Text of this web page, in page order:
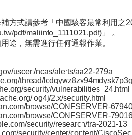
方式請參考「中國駭客最常利用之
pdf/maliinfo_1111021.pdf)」 。
途，無需進行任何通報作業。
uscert/ncas/alerts/aa22-279a
thread/
security/vulnerabilities_24.html
log4j/2.x/security.html
browse/CONFSERVER-67940
browse/CONFSERVER-79016
security/research/tra-2021-13
security/center/content/